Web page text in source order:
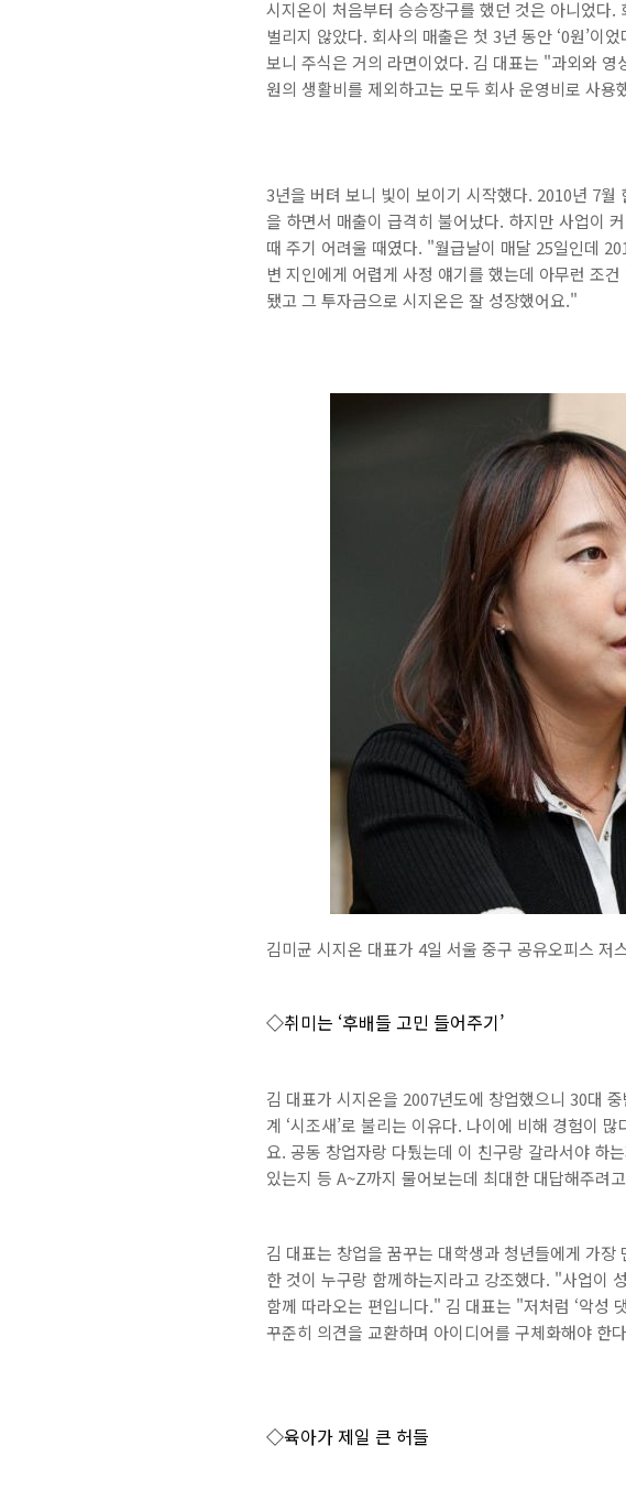
시지온이 처음부터 승승장구를 했던 것은 아니었다
벌리지 않았다. 회사의 매출은 첫 3년 동안 ‘0원’이
보니 주식은 거의 라면이었다. 김 대표는 "과외와
원의 생활비를 제외하고는 모두 회사 운영비로 사용
3년을 버텨 보니 빛이 보이기 시작했다. 2010년 7
을 하면서 매출이 급격히 불어났다. 하지만 사업이
때 주기 어려울 때였다. "월급날이 매달 25일인데
변 지인에게 어렵게 사정 얘기를 했는데 아무런 조
됐고 그 투자금으로 시지온은 잘 성장했어요."
김미균 시지온 대표가 4일 서울 중구 공유오피스
◇취미는 ‘후배들 고민 들어주기’
김 대표가 시지온을 2007년도에 창업했으니 30대
계 ‘시조새’로 불리는 이유다. 나이에 비해 경험이
요. 공동 창업자랑 다퉜는데 이 친구랑 갈라서야 하
있는지 등 A~Z까지 물어보는데 최대한 대답해주려
김 대표는 창업을 꿈꾸는 대학생과 청년들에게 가
한 것이 누구랑 함께하는지라고 강조했다. "사업이
함께 따라오는 편입니다." 김 대표는 "저처럼 ‘악성
꾸준히 의견을 교환하며 아이디어를 구체화해야 한
◇육아가 제일 큰 허들